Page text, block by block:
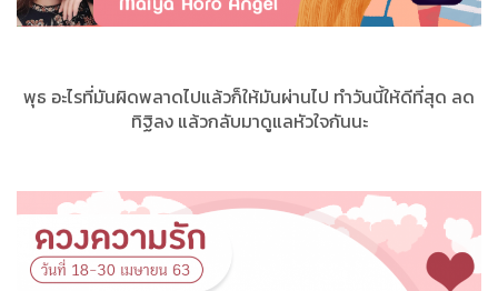
พุธ อะไรที่มันผิดพลาดไปแล้วก็ให้มันผ่านไป ทำวันนี้ให้ดีที่สุด ลด
ทิฐิลง แล้วกลับมาดูแลหัวใจกันนะ